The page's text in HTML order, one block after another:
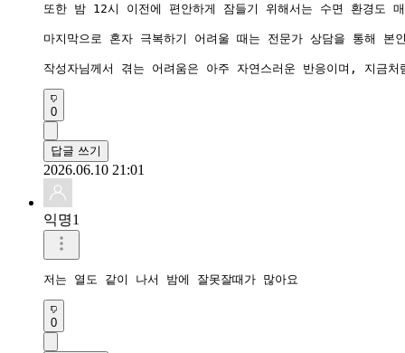
또한 밤 12시 이전에 편안하게 잠들기 위해서는 수면 환경도
마지막으로 혼자 극복하기 어려울 때는 전문가 상담을 통해
작성자님께서 겪는 어려움은 아주 자연스러운 반응이며, 지
0
답글 쓰기
2026.06.10 21:01
익명1
저는 열도 같이 나서 밤에 잘못잘때가 많아요
0